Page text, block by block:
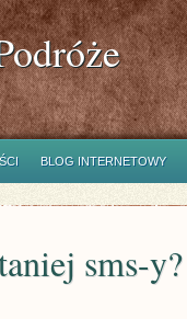
BLOG INTERNETOWY
sms-y?